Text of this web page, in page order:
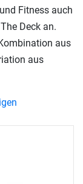
Fitness auch
Deck an.
aus
aus